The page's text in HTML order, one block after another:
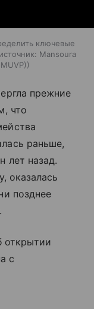
ключевые
источник: Mansoura
прежние
что
раньше,
лет назад.
оказалась
позднее
открытии
с